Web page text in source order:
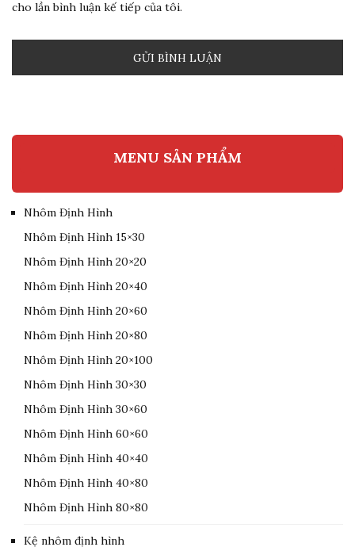
cho lần bình luận kế tiếp của tôi.
MENU SẢN PHẨM
Nhôm Định Hình
Nhôm Định Hình 15×30
Nhôm Định Hình 20×20
Nhôm Định Hình 20×40
Nhôm Định Hình 20×60
Nhôm Định Hình 20×80
Nhôm Định Hình 20×100
Nhôm Định Hình 30×30
Nhôm Định Hình 30×60
Nhôm Định Hình 60×60
Nhôm Định Hình 40×40
Nhôm Định Hình 40×80
Nhôm Định Hình 80×80
Kệ nhôm định hình